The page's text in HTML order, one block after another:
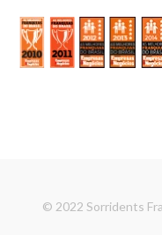
© 2022 Sorridents